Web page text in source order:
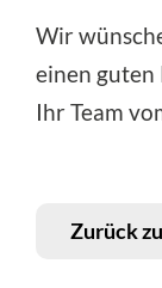
Wir
einen guten
Ihr Team
Zurück